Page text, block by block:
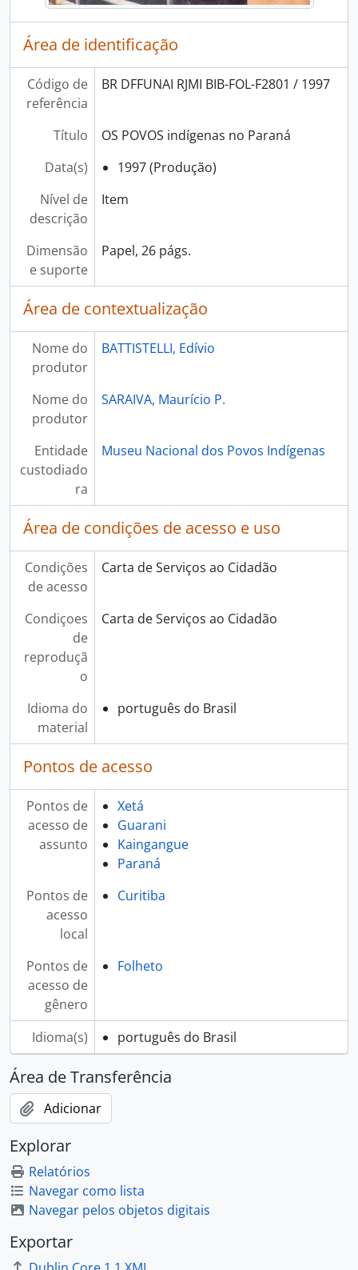
Área de identificação
Código de
referência
BR DFFUNAI RJMI BIB-FOL-F2801 / 1997
Título
OS POVOS indígenas no Paraná
Data(s)
1997 (Produção)
Nível de
descrição
Item
Dimensão
e suporte
Papel, 26 págs.
Área de contextualização
Nome do
produtor
BATTISTELLI, Edívio
Nome do
produtor
SARAIVA, Maurício P.
Entidade
custodiado
ra
Museu Nacional dos Povos Indígenas
Área de condições de acesso e uso
Condições
de acesso
Carta de Serviços ao Cidadão
Condiçoes
de
reproduçã
o
Carta de Serviços ao Cidadão
Idioma do
material
português do Brasil
Pontos de acesso
Pontos de
acesso de
assunto
Xetá
Guarani
Kaingangue
Paraná
Pontos de
acesso
local
Curitiba
Pontos de
acesso de
gênero
Folheto
Idioma(s) português do Brasil
Área de Transferência
Adicionar
Explorar
Relatórios
Navegar como lista
Navegar pelos objetos digitais
Exportar